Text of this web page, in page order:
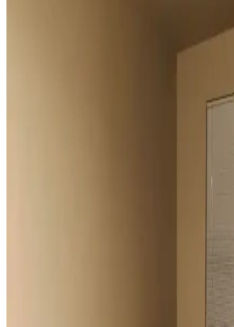
Geniş Pencereler İçin Fonksiyonel
Geniş pencereler için hücresel stor, iki stor
ve pencere filmleri gibi işlevsel ve estetik
Vintage yatakların mekâna uyumu, boyut ve